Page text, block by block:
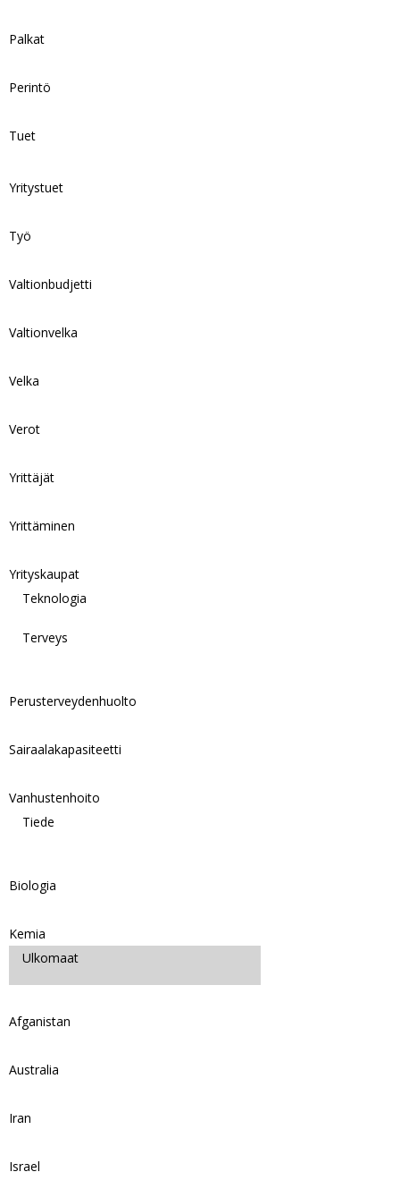
Palkat
Perintö
Tuet
Yritystuet
Työ
Valtionbudjetti
Valtionvelka
Velka
Verot
Yrittäjät
Yrittäminen
Yrityskaupat
Teknologia
Terveys
Perusterveydenhuolto
Sairaalakapasiteetti
Vanhustenhoito
Tiede
Biologia
Kemia
Ulkomaat
Afganistan
Australia
Iran
Israel